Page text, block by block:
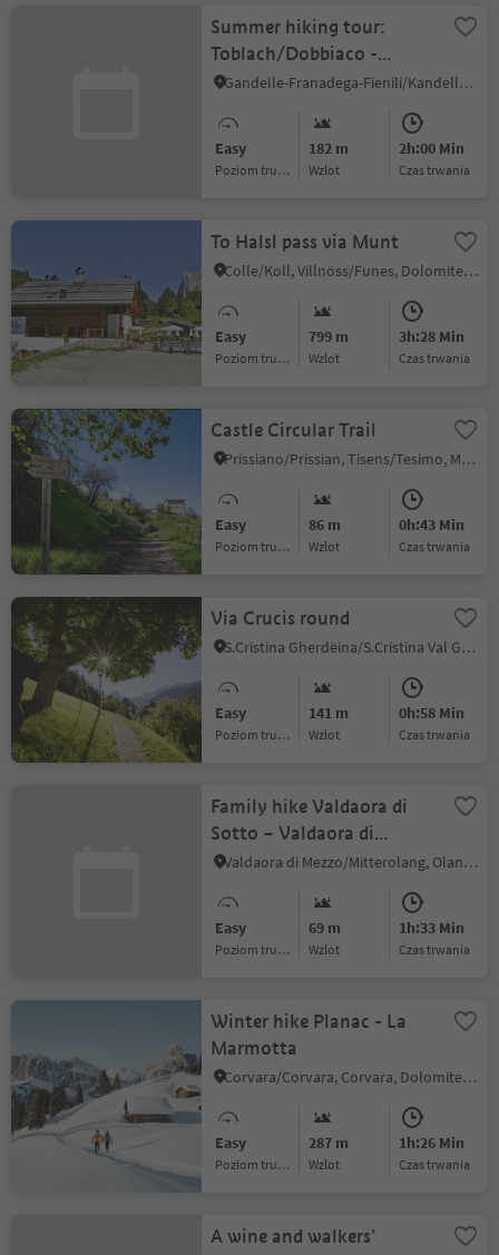
Summer hiking tour:
Toblach/Dobbiaco -
Fontanta
"ZweiWasserBrunnen" -
labyrinth
Gandelle-Franadega-Fienili/Kandellen-Frondeigen-Stadlern, Toblach/Dobbiaco, Dolomites Region 3 Zinnen
Easy
Poziom trudności
182 m
Wzlot
2h:00 Min
czas trwania
To Halsl pass via Munt
Colle/Koll, Villnöss/Funes, Dolomites Region Lüsen Villnöss
Easy
Poziom trudności
799 m
Wzlot
3h:28 Min
czas trwania
Castle Circular Trail
Prissiano/Prissian, Tisens/Tesimo, Meran/Merano and environs
Easy
Poziom trudności
86 m
Wzlot
0h:43 Min
czas trwania
Via Crucis round
S.Cristina Gherdëina/S.Cristina Val Gardena/S.Cristina Gherdëina/St.Christina in Gröden, S.Crestina Gherdëina/Santa Cristina Val Gardana, Dolomites Region Val Gardena
Easy
Poziom trudności
141 m
Wzlot
0h:58 Min
czas trwania
Family hike Valdaora di
Sotto – Valdaora di
Mezzo/Niederolang –
Valdaora di Mezzo/Mitterolang, Olang/Valdaora, Dolomites Region Kronplatz/Plan de Corones
Easy
Poziom trudności
69 m
Wzlot
1h:33 Min
czas trwania
Winter hike Planac - La
Marmotta
Corvara/Corvara, Corvara, Dolomites Region Alta Badia
Easy
Poziom trudności
287 m
Wzlot
1h:26 Min
czas trwania
A wine and walkers’